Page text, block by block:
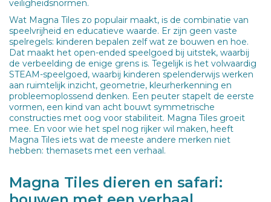
veiligheidsnormen.
Wat Magna Tiles zo populair maakt, is de combinatie van
speelvrijheid en educatieve waarde. Er zijn geen vaste
spelregels: kinderen bepalen zelf wat ze bouwen en hoe.
Dat maakt het open-ended speelgoed bij uitstek, waarbij
de verbeelding de enige grens is. Tegelijk is het volwaardig
STEAM-speelgoed, waarbij kinderen spelenderwijs werken
aan ruimtelijk inzicht, geometrie, kleurherkenning en
probleemoplossend denken. Een peuter stapelt de eerste
vormen, een kind van acht bouwt symmetrische
constructies met oog voor stabiliteit. Magna Tiles groeit
mee. En voor wie het spel nog rijker wil maken, heeft
Magna Tiles iets wat de meeste andere merken niet
hebben: themasets met een verhaal.
Magna Tiles dieren en safari: